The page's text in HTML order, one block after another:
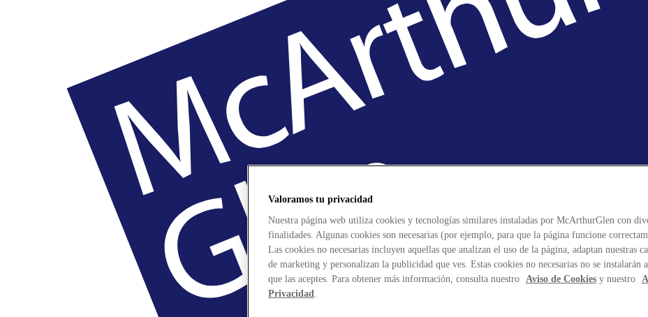
Valoramos tu privacidad
Nuestra página web utiliza cookies y tecnologías similares instaladas por McArthurGlen con
finalidades. Algunas cookies son necesarias (por ejemplo, para que la página funcione
Las cookies no necesarias incluyen aquellas que analizan el uso de la página, adaptan nuestras
de marketing y personalizan la publicidad que ves. Estas cookies no necesarias no se instalarán
que las aceptes. Para obtener más información, consulta nuestro Aviso de Cookies y nuestro
Privacidad.